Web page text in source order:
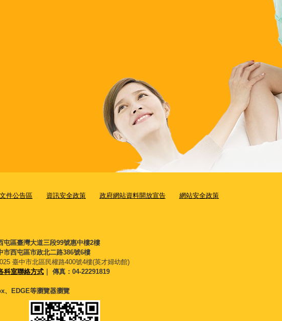
件公告區 資訊安全政策 政府網站資料開放宣告 網站安全政策
屯區臺灣大道三段99號惠中樓2樓
市西屯區市政北二路386號6樓
臺中市北區民權路400號4樓(英才婦幼館)
科室聯絡方式 ｜ 傳真：04-22291819
、EDGE等瀏覽器瀏覽